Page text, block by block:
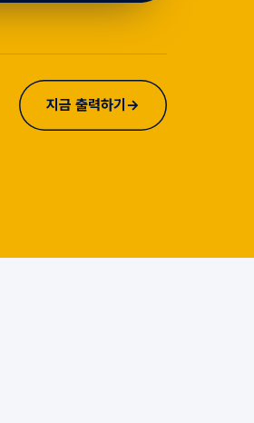
지금 출력하기 →